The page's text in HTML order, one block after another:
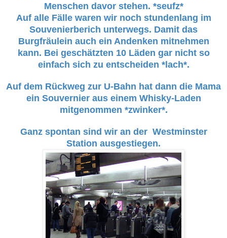
Menschen davor stehen. *seufz*
Auf alle Fälle waren wir noch stundenlang im
Souvenierberich unterwegs. Damit das
Burgfräulein auch ein Andenken mitnehmen
kann. Bei geschätzten 10 Läden gar nicht so
einfach sich zu entscheiden *lach*.
Auf dem Rückweg zur U-Bahn hat dann die Mama
ein Souvernier aus einem Whisky-Laden
mitgenommen *zwinker*.
Ganz spontan sind wir an der Westminster
Station ausgestiegen.